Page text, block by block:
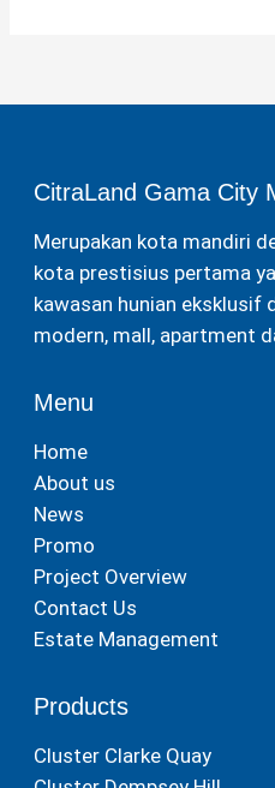
CitraLand Gama City
Merupakan kota mandiri
kota prestisius pertama
kawasan hunian eksklusif
modern, mall, apartment
Menu
Home
About us
News
Promo
Project Overview
Contact Us
Estate Management
Products
Cluster Clarke Quay